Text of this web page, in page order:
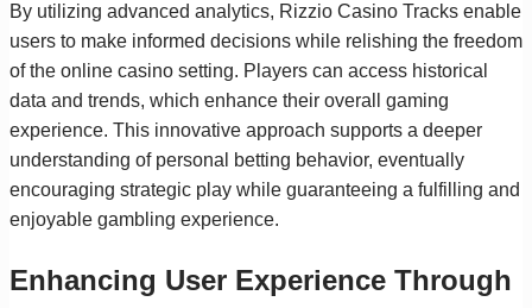
By utilizing advanced analytics, Rizzio Casino Tracks enable
users to make informed decisions while relishing the freedom
of the online casino setting. Players can access historical
data and trends, which enhance their overall gaming
experience. This innovative approach supports a deeper
understanding of personal betting behavior, eventually
encouraging strategic play while guaranteeing a fulfilling and
enjoyable gambling experience.
Enhancing User Experience Through